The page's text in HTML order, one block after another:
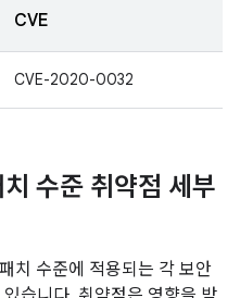
CVE
CVE-2020-0032
수준 취약점 세부
수준에 적용되는 각 보안